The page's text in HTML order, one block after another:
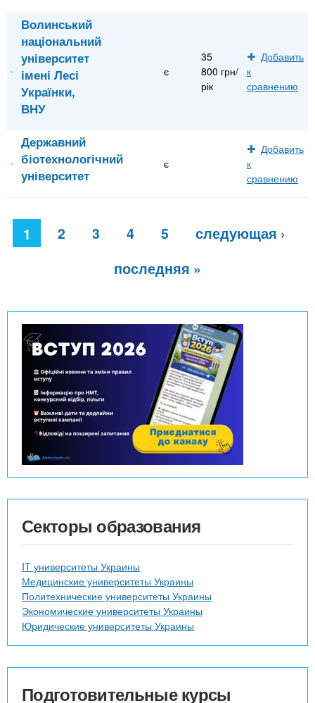
Волинський
національний
університет
імені Лесі
Українки,
ВНУ
є
35
800 грн/
рік
Добавить
к
сравнению
Державний
біотехнологічний
університет
є
Добавить
к
сравнению
С
р
ц
1 2 3 4 5
следующая ›
последняя »
Секторы образования
IT университеты Украины
Медицинские университеты Украины
Политехнические университеты Украины
Экономические университеты Украины
Юридические университеты Украины
Подготовительные курсы